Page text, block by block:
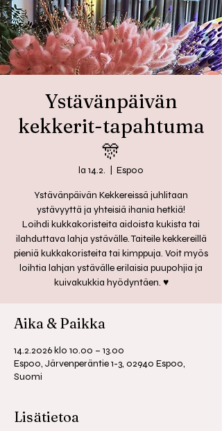
Ystävänpäivän
kekkerit-tapahtuma
🎊
la 14.2. Espoo
Ystävänpäivän Kekkereissä juhlitaan
ystävyyttä ja yhteisiä ihania hetkiä!
Loihdi kukkakoristeita aidoista kukista tai
ilahduttava lahja ystävälle. Taiteile kekkereillä
pieniä kukkakoristeita tai kimppuja. Voit myös
loihtia lahjan ystävälle erilaisia puupohjia ja
kuivakukkia hyödyntäen. ♥️
Aika & Paikka
14.2.2026 klo 10.00 – 13.00
Espoo, Järvenperäntie 1-3, 02940 Espoo,
Suomi
Lisätietoa